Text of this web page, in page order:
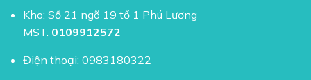
Kho: Số 21 ngõ 19 tổ 1 Phú Lương
MST: 0109912572
Điện thoại:0983180322